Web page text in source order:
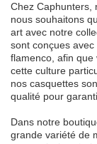
Chez Caphunters,
nous souhaitons
art avec notre
sont conçues
flamenco, afin
cette culture
nos casquettes
qualité pour
Dans notre
grande variété de